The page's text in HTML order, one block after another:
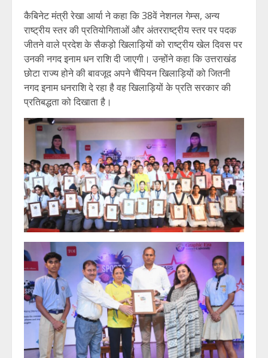
कैबिनेट मंत्री रेखा आर्या ने कहा कि 38वें नेशनल गेम्स, अन्य
राष्ट्रीय स्तर की प्रतियोगिताओं और अंतरराष्ट्रीय स्तर पर पदक
जीतने वाले प्रदेश के सैकड़ो खिलाड़ियों को राष्ट्रीय खेल दिवस पर
उनकी नगद इनाम धन राशि दी जाएगी। उन्होंने कहा कि उत्तराखंड
छोटा राज्य होने की बावजूद अपने चैंपियन खिलाड़ियों को जितनी
नगद इनाम धनराशि दे रहा है वह खिलाड़ियों के प्रति सरकार की
प्रतिबद्धता को दिखाता है।